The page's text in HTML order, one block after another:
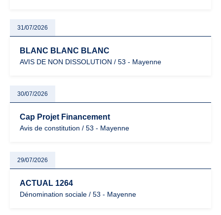
31/07/2026
BLANC BLANC BLANC
AVIS DE NON DISSOLUTION / 53 - Mayenne
30/07/2026
Cap Projet Financement
Avis de constitution / 53 - Mayenne
29/07/2026
ACTUAL 1264
Dénomination sociale / 53 - Mayenne